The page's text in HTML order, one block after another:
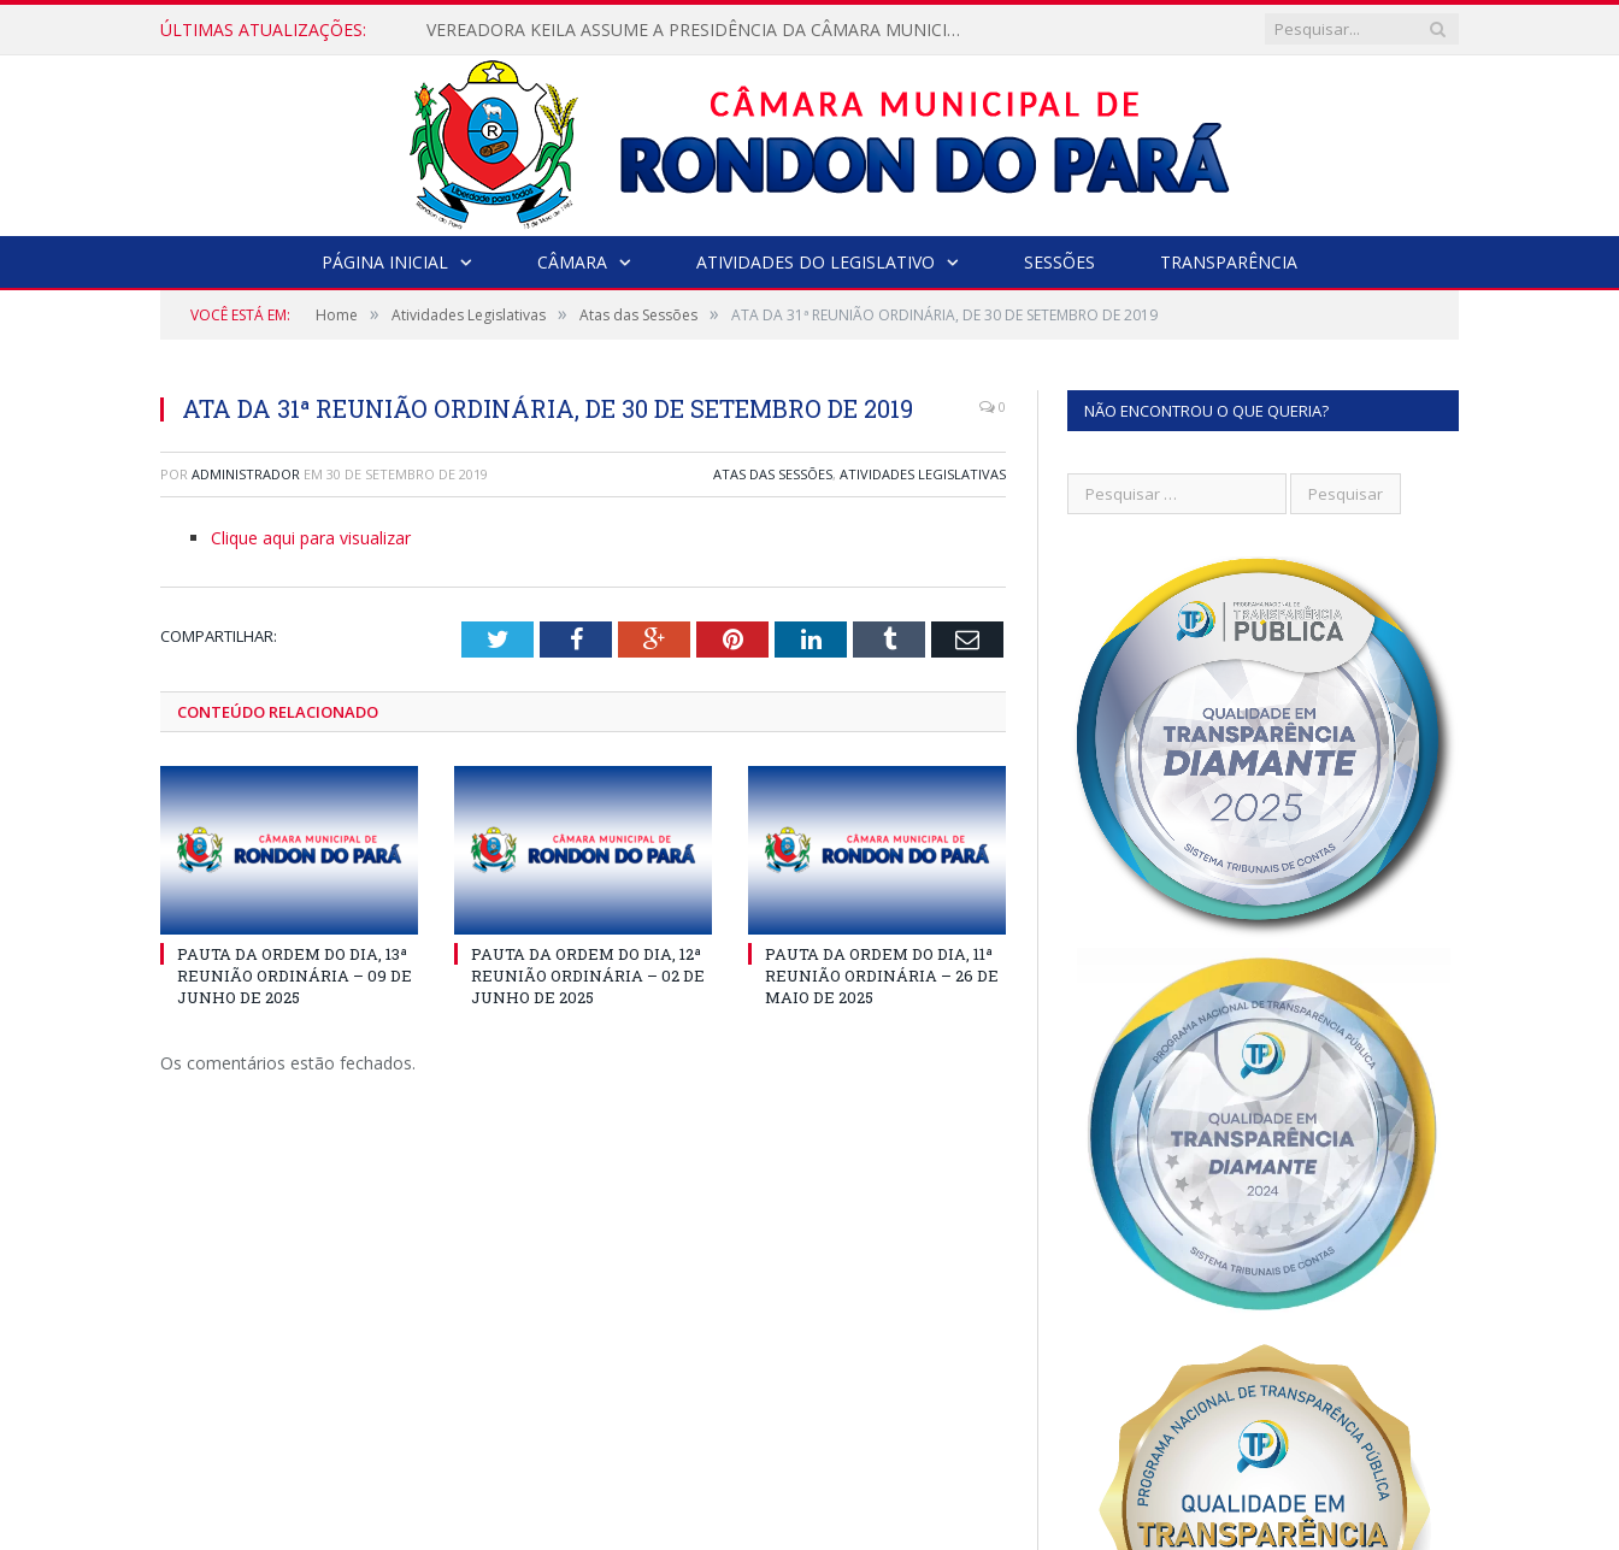
ÚLTIMAS ATUALIZAÇÕES: VEREADORA KEILA ASSUME A PRESIDÊNCIA DA CÂMARA MUNICIPAL.
PÁGINA INICIAL CÂMARA ATIVIDADES DO LEGISLATIVO SESSÕES TRANSPARÊNCIA
VOCÊ ESTÁ EM: Home » Atividades Legislativas » Atas das Sessões » ATA DA 31ª REUNIÃO ORDINÁRIA, DE 30 DE SETEMBRO DE 2019
ATA DA 31ª REUNIÃO ORDINÁRIA, DE 30 DE SETEMBRO DE 2019 0
POR ADMINISTRADOR EM 30 DE SETEMBRO DE 2019 ATAS DAS SESSÕES, ATIVIDADES LEGISLATIVAS
Clique aqui para visualizar
COMPARTILHAR: TwitterFacebookGoogle+PinterestLinkedInTumblr Email
CONTEÚDO RELACIONADO
PAUTA DA ORDEM DO DIA, 13ª
REUNIÃO ORDINÁRIA – 09 DE
JUNHO DE 2025
PAUTA DA ORDEM DO DIA, 12ª
REUNIÃO ORDINÁRIA – 02 DE
JUNHO DE 2025
PAUTA DA ORDEM DO DIA, 11ª
REUNIÃO ORDINÁRIA – 26 DE
MAIO DE 2025
Os comentários estão fechados.
NÃO ENCONTROU O QUE QUERIA?